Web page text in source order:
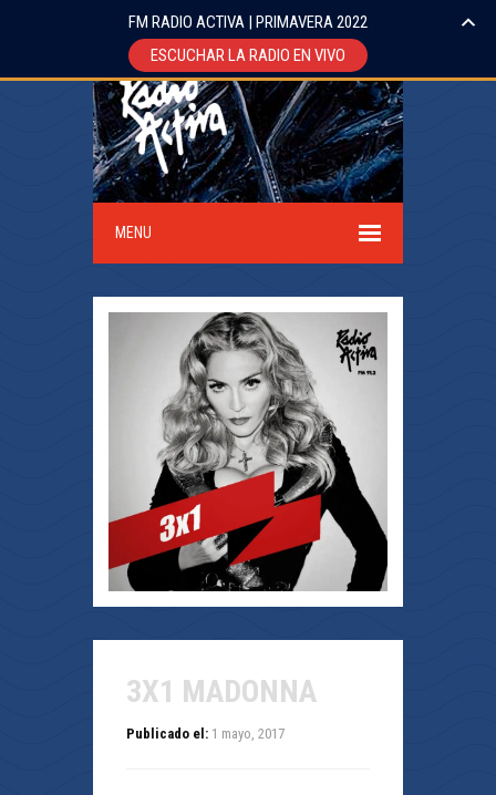
MENU
3X1 MADONNA
Publicado el: 1 mayo, 2017
FM RADIO ACTIVA | PRIMAVERA 2022
ESCUCHAR LA RADIO EN VIVO